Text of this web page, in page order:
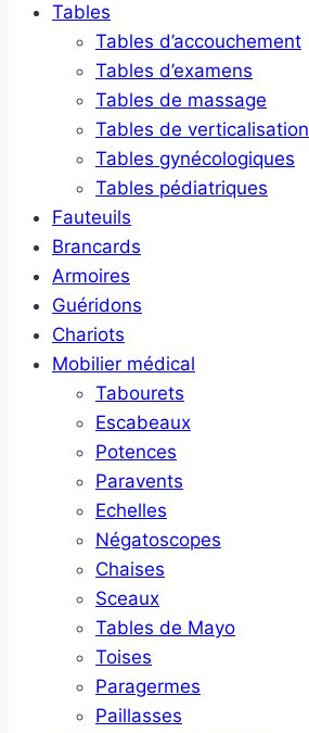
Tables
Tables d’accouchement
Tables d’examens
Tables de massage
Tables de verticalisation
Tables gynécologiques
Tables pédiatriques
Fauteuils
Brancards
Armoires
Guéridons
Chariots
Mobilier médical
Tabourets
Escabeaux
Potences
Paravents
Echelles
Négatoscopes
Chaises
Sceaux
Tables de Mayo
Toises
Paragermes
Paillasses